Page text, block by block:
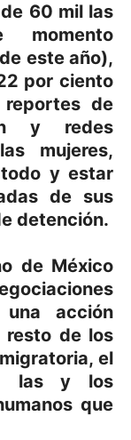
60 mil las
momento
este año),
por ciento
de
y redes
mujeres,
y estar
de sus
detención.
de México
una acción
resto de los
el
las y los
que